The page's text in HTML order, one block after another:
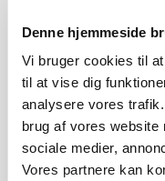
Denne hjemmeside
Vi bruger cookies til
til at vise dig
analysere vores
brug af vores website
sociale medier,
Vores partnere kan
BUSINESS
Fra mark til mur:
marked for biokul